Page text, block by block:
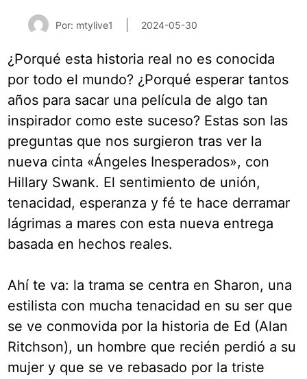
Por: mtylive1 2024-05-30
¿Porqué esta historia real no es conocida
por todo el mundo? ¿Porqué esperar tantos
años para sacar una película de algo tan
inspirador como este suceso? Estas son las
preguntas que nos surgieron tras ver la
nueva cinta «Ángeles Inesperados», con
Hillary Swank. El sentimiento de unión,
tenacidad, esperanza y fé te hace derramar
lágrimas a mares con esta nueva entrega
basada en hechos reales.
Ahí te va: la trama se centra en Sharon, una
estilista con mucha tenacidad en su ser que
se ve conmovida por la historia de Ed (Alan
Ritchson), un hombre que recién perdió a su
mujer y que se ve rebasado por la triste